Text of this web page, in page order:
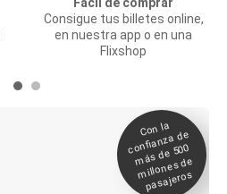
Consigue tus billetes online,
en nuestra app o en una
Flixshop
Con la
confianza de
más de 500
millones de
pasajeros